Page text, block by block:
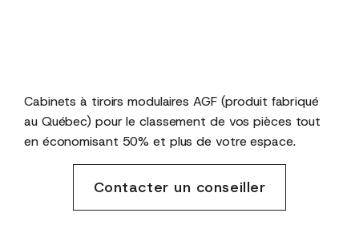
Cabinets à tiroirs modulaires AGF (produit fabriqué
au Québec) pour le classement de vos pièces tout
en économisant 50% et plus de votre espace.
Contacter un conseiller